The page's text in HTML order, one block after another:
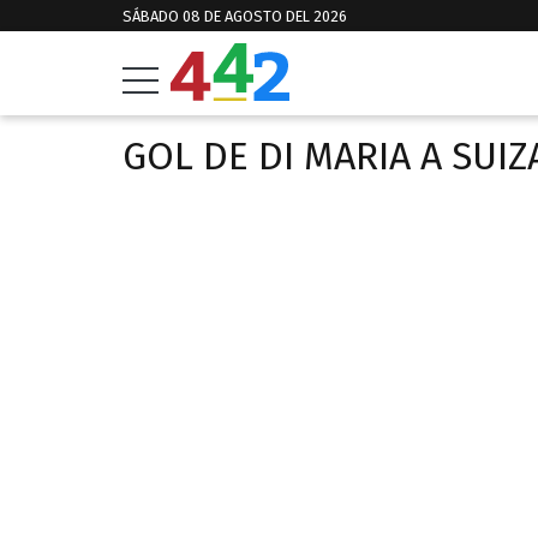
SÁBADO 08 DE AGOSTO DEL 2026
GOL DE DI MARIA A